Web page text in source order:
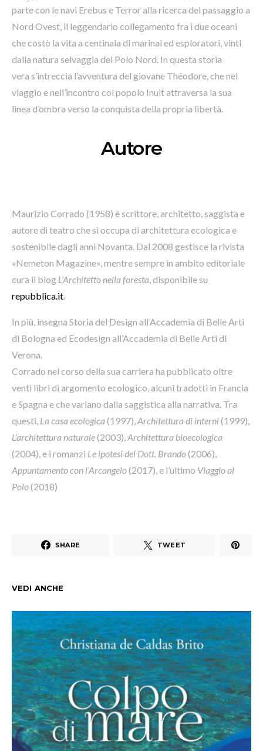
parte con le navi Erebus e Terror alla ricerca del passaggio a
Nord Ovest, il leggendario collegamento fra i due oceani
che costò la vita a centinaia di marinai ed esploratori, vinti
dalla natura selvaggia del Polo Nord. In questa storia
vera s’intreccia l’avventura del giovane Théodore, che nel
viaggio e nell’incontro col popolo Inuit attraversa la sua
linea d’ombra verso la conquista della propria libertà.
Autore
Maurizio Corrado (1958) è scrittore, architetto, saggista e
autore di teatro che si occupa di architettura ecologica e
sostenibile dagli anni Novanta. Dal 2008 gestisce la rivista
«Nemeton Magazine», mentre sempre in ambito editoriale
cura il blog L’Architetto nella foresta, disponibile su
repubblica.it.
In più, insegna Storia del Design all’Accademia di Belle Arti
di Bologna ed Ecodesign all’Accademia di Belle Arti di
Verona.
Corrado nel corso della sua carriera ha pubblicato oltre
venti libri di argomento ecologico, alcuni tradotti in Francia
e Spagna e che variano dalla saggistica alla narrativa. Tra
questi, La casa ecologica(1997),Architettura di interni(1999),
L’architettura naturale(2003),Architettura bioecologica
(2004), e i romanzi Le ipotesi del Dott. Brando(2006),
Appuntamento con l’Arcangelo(2017), e l’ultimo Viaggio al
Polo(2018)
SHARE TWEET
VEDI ANCHE